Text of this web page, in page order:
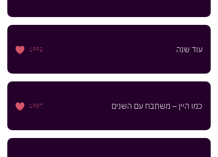
עוד שנה 1992
כמו היין – משתבח עם השנים 1957